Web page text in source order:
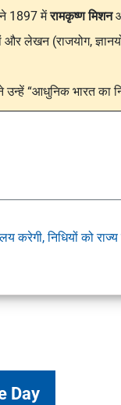
1897 मेंरामकृष्ण मिशन
और लेखन (राजयोग,
“आधुनिक भारत का
करेगी, निधियों को
Day